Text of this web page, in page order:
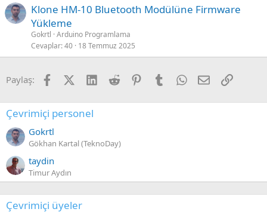
Klone HM-10 Bluetooth Modülüne Firmware
Yükleme
Gokrtl Arduino Programlama
Cevaplar 40 18 Temmuz 2025
Paylaş: FacebookX (Twitter)
LinkedIn
Reddit PinterestTumblrWhatsApp
E-postaLink
Çevrimiçi personel
Gokrtl
Gökhan Kartal (TeknoDay)
taydin
Timur Aydın
Çevrimiçi üyeler